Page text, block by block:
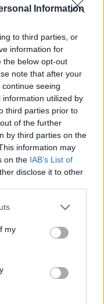
Information
to third parties, or
information for
the below opt-out
note that after your
seeing
utilized by
third parties prior to
of the further
by third parties on the
information may
on the IAB’s List of
disclose it to other
one or more Google
You may click to
third-party tags to
in below Google
my
με την Μπεσίκτας,
λογαριασμού
δύο παίκτριές
της τουρκικής
διαστάσεις
απέναντι σε
προς
με την
να κατέβει η